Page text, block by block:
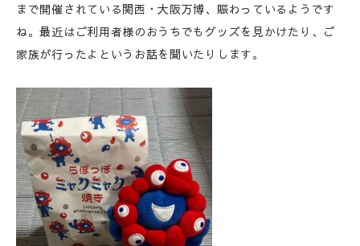
まで開催されている関西・大阪万博、賑わっているようです
ね。最近はご利用者様のおうちでもグッズを見かけたり、ご
家族が行ったよというお話を聞いたりします。